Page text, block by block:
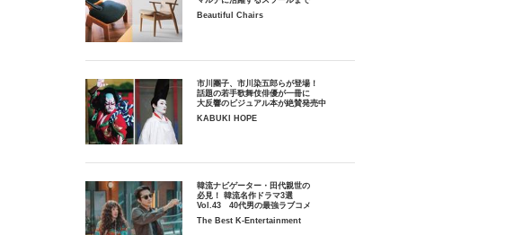
Beautiful Chairs
市川團子、市川染五郎らが登場！
話題の若手歌舞伎俳優が一冊に
大反響のビジュアル本が絶賛発売中
KABUKI HOPE
韓流ナビゲーター・田代親世の
必見！ 韓流名作ドラマ3選
Vol.43 40代男の最強ラブコメ
The Best K-Entertainment